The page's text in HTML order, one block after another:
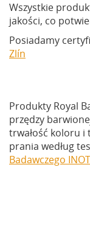
Wszystkie
jakości, co
Posiadamy
Zlín
Produkty Royal
przędzy
trwałość koloru i
prania według
Badawczego